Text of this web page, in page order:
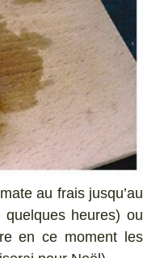
au frais jusqu’au
heures) ou
en ce moment les